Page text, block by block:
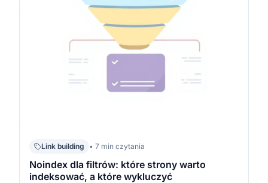
Link building • 7 min czytania
Noindex dla filtrów: które strony warto
indeksować, a które wykluczyć